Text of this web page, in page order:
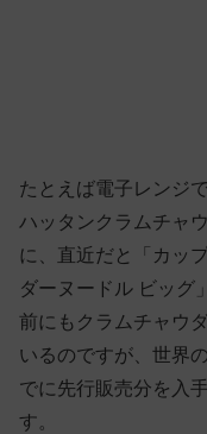
たとえば電子レンジ
ハッタンクラムチャ
に、直近だと「カッ
ダーヌードル ビッグ
前にもクラムチャウ
いるのですが、世界
でに先行販売分を入
す。